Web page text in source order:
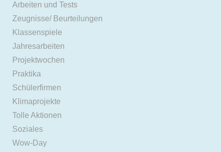
Arbeiten und Tests
Zeugnisse/ Beurteilungen
Klassenspiele
Jahresarbeiten
Projektwochen
Praktika
Schülerfirmen
Klimaprojekte
Tolle Aktionen
Soziales
Wow-Day